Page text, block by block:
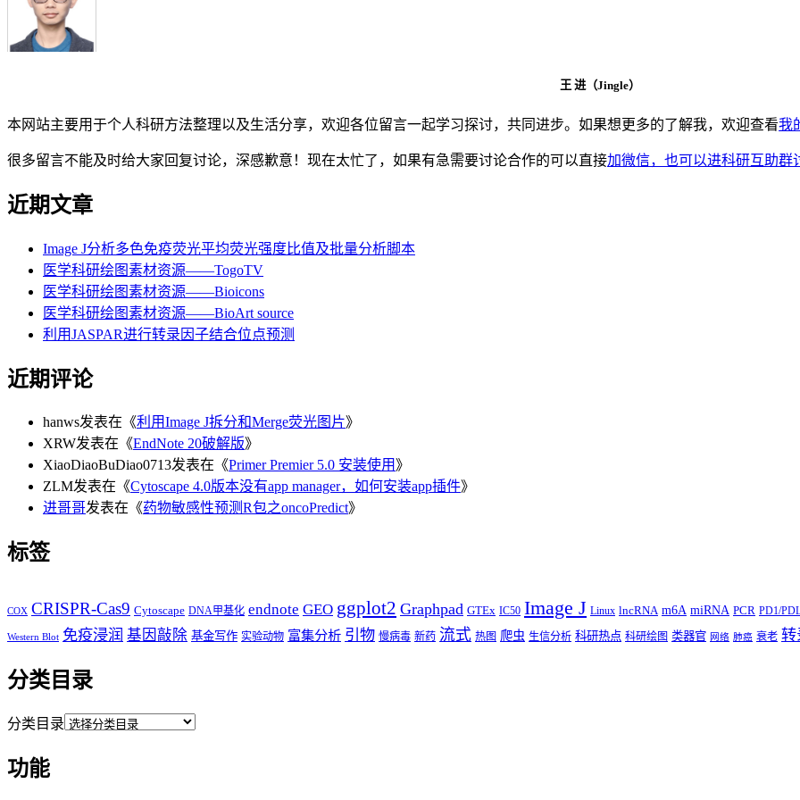
王 进（Jingle）
本网站主要用于个人科研方法整理以及生活分享，欢迎各位留言一起学习探讨，共同进步。如果想更多的了解我，欢迎查看我
很多留言不能及时给大家回复讨论，深感歉意！现在太忙了，如果有急需要讨论合作的可以直接加微信，也可以进科研互助群
近期文章
Image J分析多色免疫荧光平均荧光强度比值及批量分析脚本
医学科研绘图素材资源——TogoTV
医学科研绘图素材资源——Bioicons
医学科研绘图素材资源——BioArt source
利用JASPAR进行转录因子结合位点预测
近期评论
hanws发表在《利用Image J拆分和Merge荧光图片》
XRW发表在《EndNote 20破解版》
XiaoDiaoBuDiao0713发表在《Primer Premier 5.0 安装使用 》
ZLM发表在《Cytoscape 4.0版本没有app manager，如何安装app插件》
进哥哥发表在《药物敏感性预测R包之oncoPredict》
标签
COX CRISPR-Cas9 Cytoscape DNA甲基化 endnote GEO ggplot2 Graphpad GTEx IC50 Image J Linux lncRNA m6A miRNA PCR PD1/
Western Blot 免疫浸润 基因敲除 基金写作 实验动物 富集分析 引物 慢病毒 新药 流式 热图 爬虫 生信分析 科研热点 科研绘图 类器官 网络 肺癌 衰老 转
分类目录
分类目录
功能